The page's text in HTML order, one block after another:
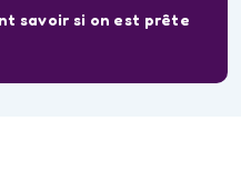
savoir si on est prête